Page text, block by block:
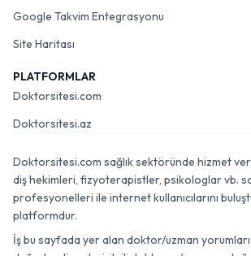
Google Takvim Entegrasyonu
Site Haritası
PLATFORMLAR
Doktorsitesi.com
Doktorsitesi.az
Doktorsitesi.com sağlık sektöründe hizmet
diş hekimleri, fizyoterapistler, psikologlar vb.
profesyonelleri ile internet kullanıcılarını
platformdur.
İş bu sayfada yer alan doktor/uzman